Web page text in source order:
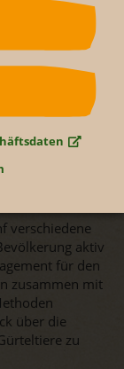
Länge und bis
eine große
zum
werden
fortschreitende
und damit ihrer
auf
zur
verschiedene
aktiv
für den
zusammen mit
über die
zu